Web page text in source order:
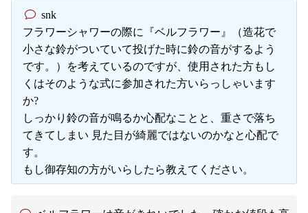
snk
フラワーシャワーの際に『ベルフラワー』（造花で
小さな鈴がついていて投げた時に鈴の音がするよう
です。）を考えているのですが、使用された方もし
くはそのような式に参加された方いらっしゃいます
か?
しっかり鈴の音が鳴るか心配なことと、重さで落ち
てきてしまい 見た目が綺麗ではないのかなと心配で
す。
もし御存知の方がいらしたら教えてください。